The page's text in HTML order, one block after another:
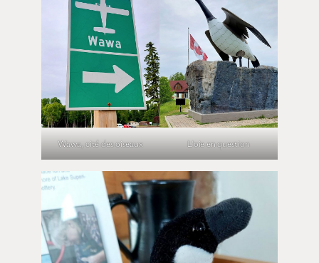
Wawa, cité des oiseaux L’oie en question